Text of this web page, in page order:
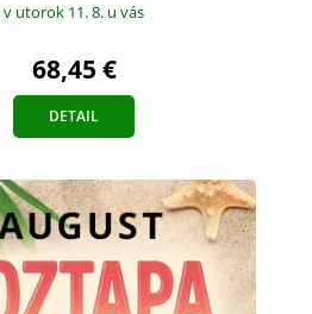
v utorok 11. 8. u vás
68,45 €
DETAIL